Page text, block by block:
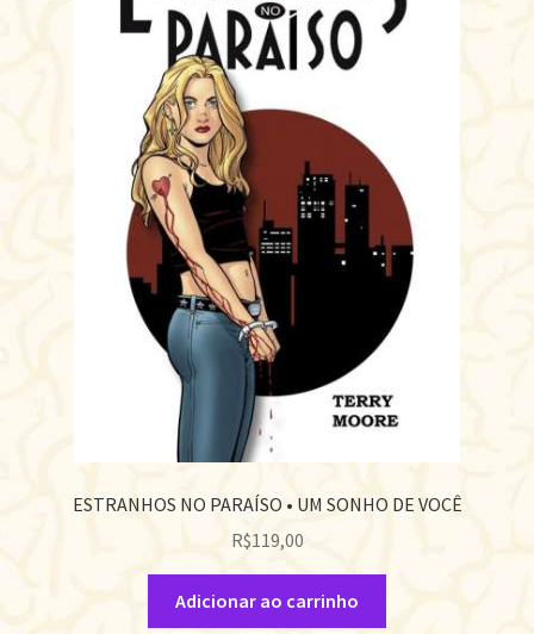
ESTRANHOS NO PARAÍSO • UM SONHO DE VOCÊ
R$119,00
Adicionar ao carrinho